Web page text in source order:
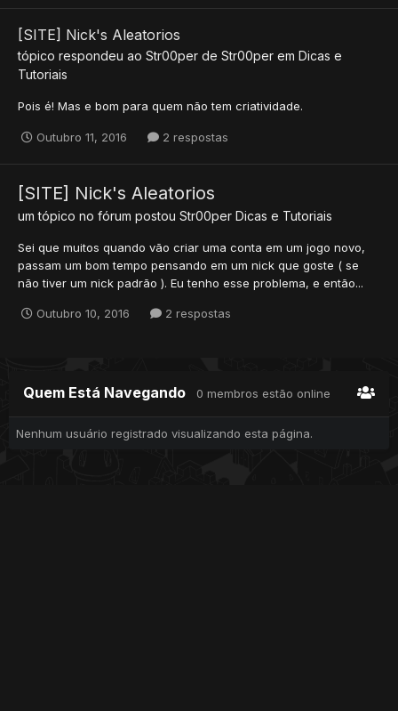
[SITE] Nick's Aleatorios
tópico respondeu ao Str00per de Str00per em Dicas e
Tutoriais
Pois é! Mas e bom para quem não tem criatividade.
Outubro 11, 2016 2 respostas
[SITE] Nick's Aleatorios
um tópico no fórum postou Str00per Dicas e Tutoriais
Sei que muitos quando vão criar uma conta em um jogo novo,
passam um bom tempo pensando em um nick que goste ( se
não tiver um nick padrão ). Eu tenho esse problema, e então...
Outubro 10, 2016 2 respostas
Quem Está Navegando 0 membros estão online
Nenhum usuário registrado visualizando esta página.